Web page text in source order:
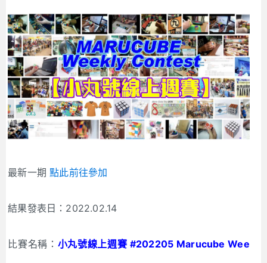
最新一期點此前往參加
結果發表日：2022.02.14
比賽名稱： 小丸號線上週賽 #202205 Marucube Wee